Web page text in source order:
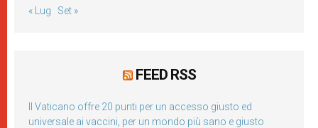
« Lug Set »
FEED RSS
Il Vaticano offre 20 punti per un accesso giusto ed
universale ai vaccini, per un mondo più sano e giusto